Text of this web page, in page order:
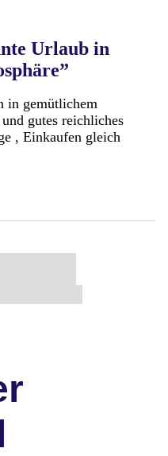
Urlaub in
in gemütlichem
gutes reichliches
, Einkaufen gleich